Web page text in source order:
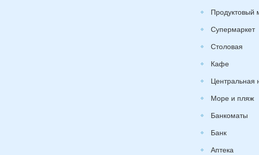
Продуктовый
Супермаркет
Столовая
Кафе
Центральная
Море и пляж
Банкоматы
Банк
Аптека